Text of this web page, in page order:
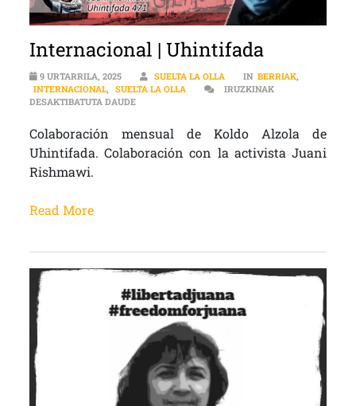
Internacional | Uhintifada
9 URTARRILA, 2025 SUELTA LA OLLA IN BERRIAK,
INTERNACIONAL, SUELTA LA OLLA
IRUZKINAK
DESAKTIBATUTA DAUDEINTERNACIONAL | UHINTIFADA SARRERAN
Colaboración mensual de Koldo Alzola de
Uhintifada. Colaboración con la activista Juani
Rishmawi.
Read More